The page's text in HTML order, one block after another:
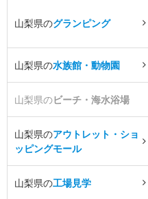
山梨県のグランピング
山梨県の水族館・動物園
山梨県のビーチ・海水浴場
山梨県のアウトレット・ショ
ッピングモール
山梨県の工場見学